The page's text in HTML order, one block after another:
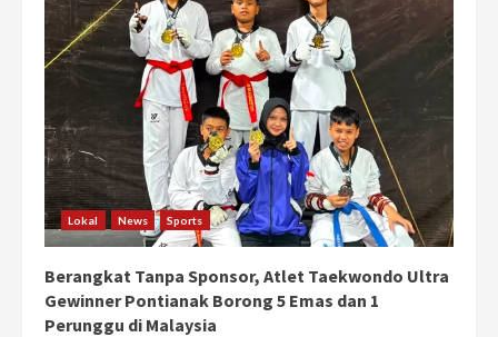
R
e
a
d
i
n
g
Lokal News Sports
Berangkat Tanpa Sponsor, Atlet Taekwondo Ultra
Gewinner Pontianak Borong 5 Emas dan 1
Perunggu di Malaysia